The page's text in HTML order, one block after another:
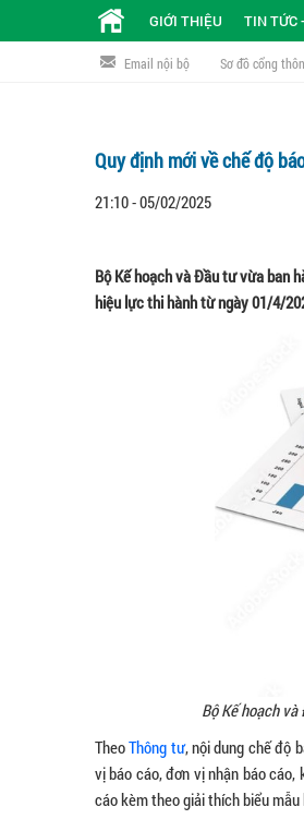
GIỚI THIỆU TIN TỨC
Email nội bộ Sơ đồ cổng
Quy định mới về chế độ
21:10 - 05/02/2025
Bộ Kế hoạch và Đầu tư vừa ban
hiệu lực thi hành từ ngày 01/4/
Bộ Kế hoạch
TheoThông tư, nội dung chế độ
vị báo cáo, đơn vị nhận báo
cáo kèm theo giải thích biểu